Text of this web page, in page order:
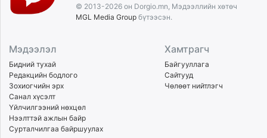
© 2013-2026 он Dorgio.mn, Мэдээллийн хөтөч
MGL Media Group бүтээсэн.
Мэдээлэл
Бидний тухай
Редакцийн бодлого
Зохиогчийн эрх
Санал хүсэлт
Үйлчилгээний нөхцөл
Нээлттэй ажлын байр
Сурталчилгаа байршуулах
Хамтрагч
Байгууллага
Сайтууд
Чөлөөт нийтлэгч